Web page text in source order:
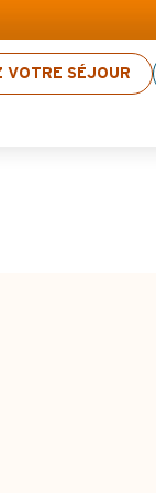
VOTRE SÉJOUR